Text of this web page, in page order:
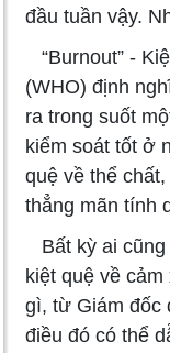
đầu tuần vậy.
“Burnout” -
(WHO) định
ra trong suốt
kiểm soát tốt ở
quệ về thể
thẳng mãn tính
Bất kỳ ai cũng
kiệt quệ về
gì, từ Giám đốc
điều đó có thể